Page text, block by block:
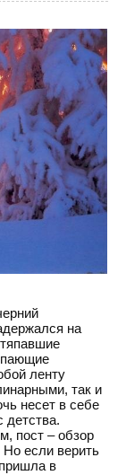
на
ленту
так и
несет в себе
детства.
пост – обзор
Но если верить
в